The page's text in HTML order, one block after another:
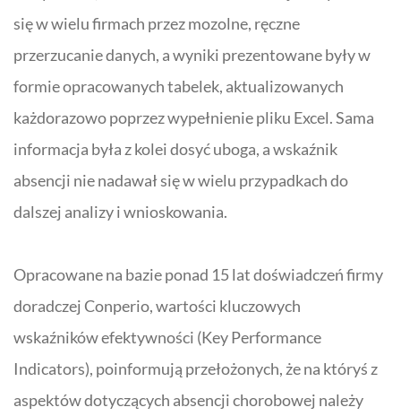
się w wielu firmach przez mozolne, ręczne
przerzucanie danych, a wyniki prezentowane były w
formie opracowanych tabelek, aktualizowanych
każdorazowo poprzez wypełnienie pliku Excel. Sama
informacja była z kolei dosyć uboga, a wskaźnik
absencji nie nadawał się w wielu przypadkach do
dalszej analizy i wnioskowania.
Opracowane na bazie ponad 15 lat doświadczeń firmy
doradczej Conperio, wartości kluczowych
wskaźników efektywności (Key Performance
Indicators), poinformują przełożonych, że na któryś z
aspektów dotyczących absencji chorobowej należy